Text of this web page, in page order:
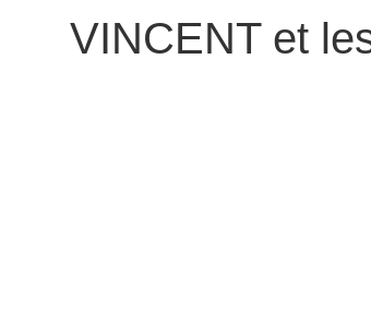
VINCENT et